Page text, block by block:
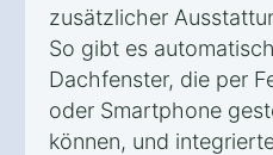
zusätzlicher
So gibt es
Dachfenster, die per
oder Smartphone
können, und